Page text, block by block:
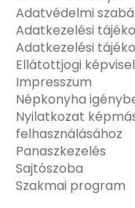
Adatvédelmi
Adatkezelési
Adatkezelési
Ellátottjogi
Impresszum
Népkonyha
Nyilatkozat
felhasználásához
Panaszkezelés
Sajtószoba
Szakmai program